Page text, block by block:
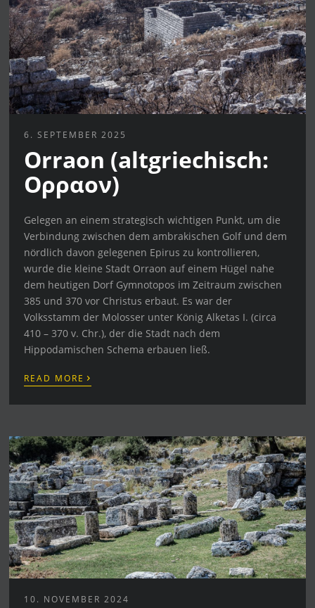
6. SEPTEMBER 2025
Orraon (altgriechisch:
Oρραον)
Gelegen an einem strategisch wichtigen Punkt, um die
Verbindung zwischen dem ambrakischen Golf und dem
nördlich davon gelegenen Epirus zu kontrollieren,
wurde die kleine Stadt Orraon auf einem Hügel nahe
dem heutigen Dorf Gymnotopos im Zeitraum zwischen
385 und 370 vor Christus erbaut. Es war der
Volksstamm der Molosser unter König Alketas I. (circa
410 – 370 v. Chr.), der die Stadt nach dem
Hippodamischen Schema erbauen ließ.
READ MORE ›
10. NOVEMBER 2024